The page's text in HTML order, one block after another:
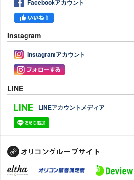
Facebookアカウント
Instagram
Instagramアカウント
LINE
LINEアカウントメディア